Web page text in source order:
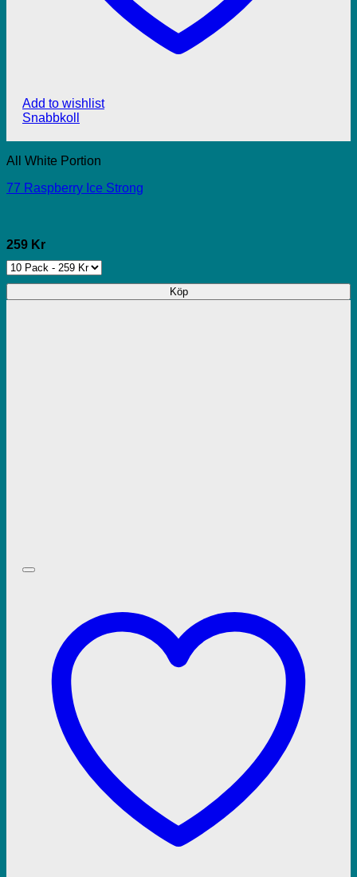
Add to wishlist
Snabbkoll
All White Portion
77 Raspberry Ice Strong
259 Kr
Köp